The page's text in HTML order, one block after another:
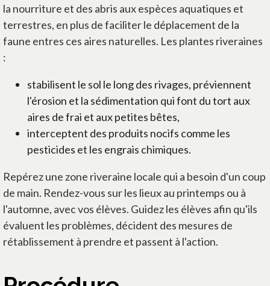
la nourriture et des abris aux espèces aquatiques et
terrestres, en plus de faciliter le déplacement de la
faune entres ces aires naturelles. Les plantes riveraines
:
stabilisent le sol le long des rivages, préviennent
l'érosion et la sédimentation qui font du tort aux
aires de frai et aux petites bêtes,
interceptent des produits nocifs comme les
pesticides et les engrais chimiques.
Repérez une zone riveraine locale qui a besoin d'un coup
de main. Rendez-vous sur les lieux au printemps ou à
l'automne, avec vos élèves. Guidez les élèves afin qu'ils
évaluent les problèmes, décident des mesures de
rétablissement à prendre et passent à l'action.